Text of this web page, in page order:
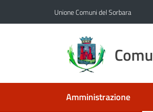
Unione Comuni del Sorbara
Amministrazione